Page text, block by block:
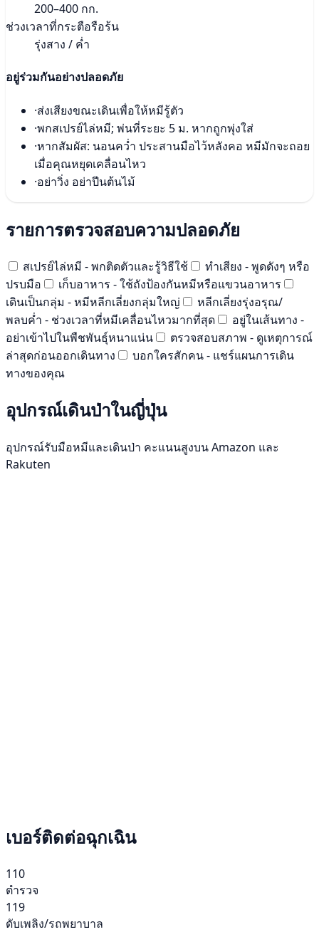
200–400 กก.
ช่วงเวลาที่กระตือรือร้น
รุ่งสาง / ค่ำ
อยู่ร่วมกันอย่างปลอดภัย
·ส่งเสียงขณะเดินเพื่อให้หมีรู้ตัว
·พกสเปรย์ไล่หมี; พ่นที่ระยะ 5 ม. หากถูกพุ่งใส่
·หากสัมผัส: นอนคว่ำ ประสานมือไว้หลังคอ หมีมักจะถอย
เมื่อคุณหยุดเคลื่อนไหว
·อย่าวิ่ง อย่าปีนต้นไม้
รายการตรวจสอบความปลอดภัย
สเปรย์ไล่หมี - พกติดตัวและรู้วิธีใช้
ทำเสียง - พูดดังๆ หรือ
ปรบมือ
เก็บอาหาร - ใช้ถังป้องกันหมีหรือแขวนอาหาร
เดินเป็นกลุ่ม - หมีหลีกเลี่ยงกลุ่มใหญ่
หลีกเลี่ยงรุ่งอรุณ/
พลบค่ำ - ช่วงเวลาที่หมีเคลื่อนไหวมากที่สุด
อยู่ในเส้นทาง -
อย่าเข้าไปในพืชพันธุ์หนาแน่น
ตรวจสอบสภาพ - ดูเหตุการณ์
ล่าสุดก่อนออกเดินทาง
บอกใครสักคน - แชร์แผนการเดิน
ทางของคุณ
อุปกรณ์เดินป่าในญี่ปุ่น
อุปกรณ์รับมือหมีและเดินป่า คะแนนสูงบน Amazon และ
Rakuten
เบอร์ติดต่อฉุกเฉิน
110
ตำรวจ
119
ดับเพลิง/รถพยาบาล